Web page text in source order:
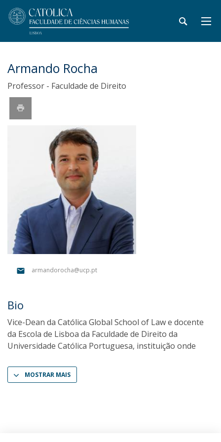
Armando Rocha
Professor - Faculdade de Direito
armandorocha@ucp.pt
Bio
Vice-Dean da Católica Global School of Law e docente
da Escola de Lisboa da Faculdade de Direito da
Universidade Católica Portuguesa, instituição onde
MOSTRAR MAIS